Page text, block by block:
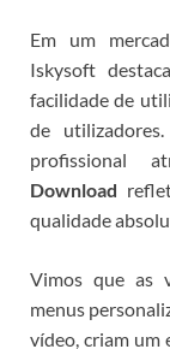
Em um
Iskysoft
facilidade de
de
profissional
Download
qualidade
Vimos que as
menus
vídeo, criam um